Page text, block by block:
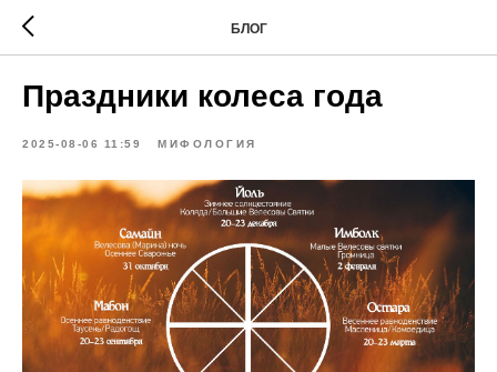
БЛОГ
Праздники колеса года
2025-08-06 11:59 МИФОЛОГИЯ